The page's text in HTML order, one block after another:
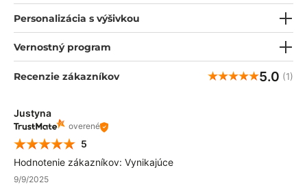
Personalizácia s výšivkou
Vernostný program
Recenzie zákazníkov 5.0 (1)
Justyna
overené
5
Hodnotenie zákazníkov: Vynikajúce
9/9/2025